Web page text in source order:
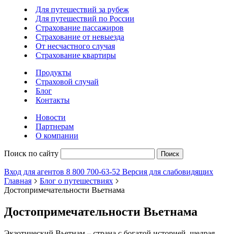
Для путешествий за рубеж
Для путешествий по России
Страхование пассажиров
Страхование от невыезда
От несчастного случая
Страхование квартиры
Продукты
Страховой случай
Блог
Контакты
Новости
Партнерам
О компании
Поиск по сайту Поиск
Вход для агентов 8 800 700-63-52 Версия для слабовидящих
Главная
Блог о путешествиях
Достопримечательности Вьетнама
Достопримечательности Вьетнама